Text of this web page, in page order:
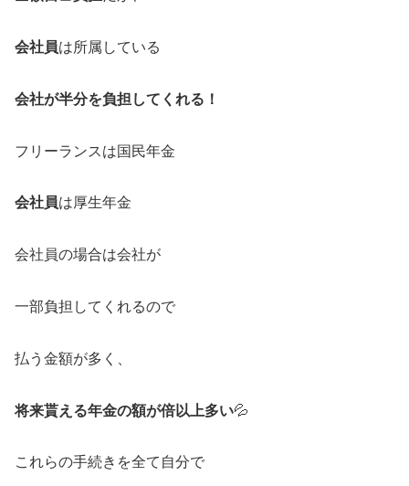
会社員は所属している
会社が半分を負担してくれる！
フリーランスは国民年金
会社員は厚生年金
会社員の場合は会社が
一部負担してくれるので
払う金額が多く、
将来貰える年金の額が倍以上多い💦
これらの手続きを全て自分で